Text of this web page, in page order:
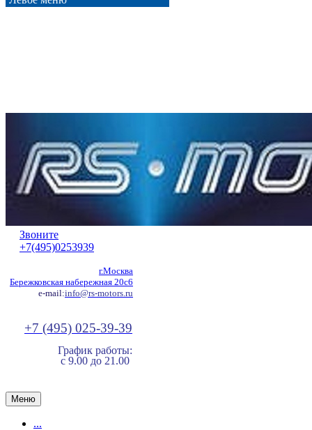
Звоните
+7(495)0253939
г.Москва
Бережковская набережная 20с6
e-mail:info@rs-motors.ru
+7 (495) 025-39-39
График работы:
с 9.00 до 21.00
Меню
...